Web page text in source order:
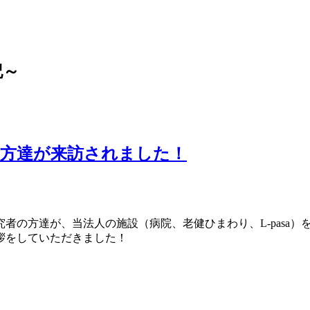
達が来訪されました！
の方達が、当法人の施設（病院、老健ひまわり、L-pasa）
していただきました！